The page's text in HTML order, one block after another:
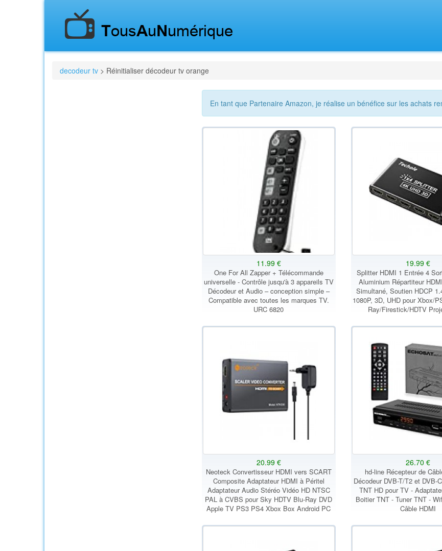
decodeur tv > Réinitialiser décodeur tv orange
En tant que Partenaire Amazon, je réalise un bénéfice sur les achats
11.99 €
One For All Zapper + Télécommande
universelle - Contrôle jusqu'à 3 appareils TV
Décodeur et Audio – conception simple –
Compatible avec toutes les marques TV.
URC 6820
19.99 €
Splitter HDMI 1 Entrée 4
Aluminium Répartiteur
Simultané, Soutien HDCP
1080P, 3D, UHD pour Xbox/
Ray/Firestick/HDTV
20.99 €
Neoteck Convertisseur HDMI vers SCART
Composite Adaptateur HDMI à Péritel
Adaptateur Audio Stéréo Vidéo HD NTSC
PAL à CVBS pour Sky HDTV Blu-Ray DVD
Apple TV PS3 PS4 Xbox Box Android PC
26.70 €
hd-line Récepteur de
Décodeur DVB-T/T2 et DVB-
TNT HD pour TV -
Boitier TNT - Tuner TNT -
Câble HDMI